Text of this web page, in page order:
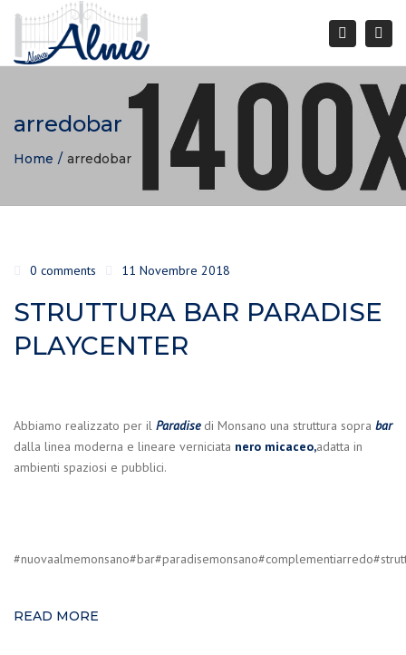
Search
arredobar
Home arredobar
0 comments 11 Novembre 2018
STRUTTURA BAR PARADISE
PLAYCENTER
Abbiamo realizzato per il Paradisedi Monsano una struttura sopra bar
dalla linea moderna e lineare verniciata nero micaceo,adatta in
ambienti spaziosi e pubblici.
READ MORE